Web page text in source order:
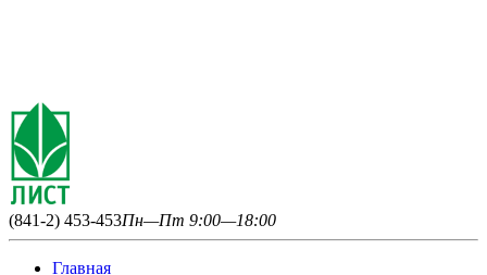
(841-2) 453-453Пн—Пт 9:00—18:00
Главная